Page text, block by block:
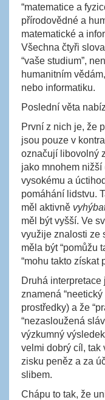
“matematice a
přírodovědné a
matematické a
Všechna čtyři
“vaše studium”,
humanitním
nebo informatiku.
Poslední věta
První z nich je, že
jsou pouze v
označují libovolný
jako mnohem
vysokému a
pomáhání lidstvu.
měl aktivně
měl být vyšší. Ve
využije znalosti ze
měla být “pomůžu
“mohu takto získat
Druhá interpretace
znamená
prostředky) a že
“nezasloužená
výzkumný
velmi dobrý cíl, tak
zisku peněz a za
slibem.
Chápu to tak, že